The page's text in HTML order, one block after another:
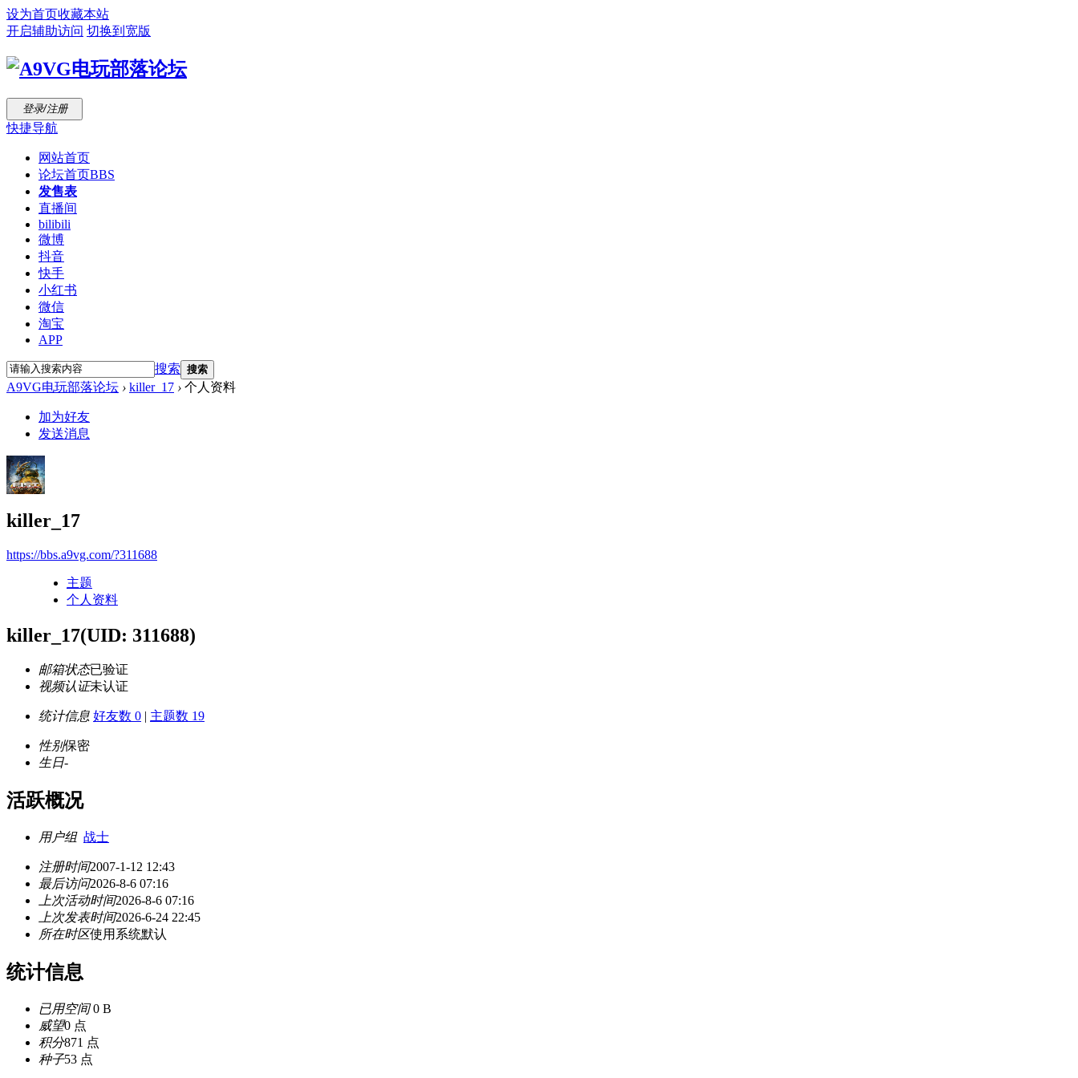
设为首页收藏本站
开启辅助访问 切换到宽版
登录/注册
快捷导航
网站首页
论坛首页BBS
发售表
直播间
bilibili
微博
抖音
快手
小红书
微信
淘宝
APP
搜索 搜索
A9VG电玩部落论坛 › killer_17 › 个人资料
加为好友
发送消息
killer_17
https://bbs.a9vg.com/?311688
主题
个人资料
killer_17(UID: 311688)
邮箱状态已验证
视频认证未认证
统计信息 好友数 0 | 主题数 19
性别保密
生日-
活跃概况
用户组 战士
注册时间2007-1-12 12:43
最后访问2026-8-6 07:16
上次活动时间2026-8-6 07:16
上次发表时间2026-6-24 22:45
所在时区使用系统默认
统计信息
已用空间0 B
威望0 点
积分871 点
种子53 点